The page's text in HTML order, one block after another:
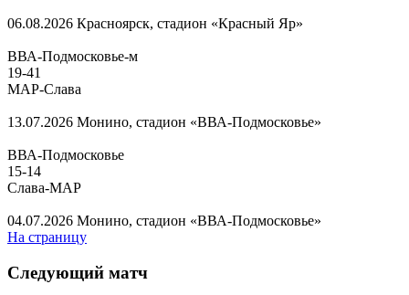
06.08.2026 Красноярск, стадион «Красный Яр»
ВВА-Подмосковье-м
19-41
МАР-Слава
13.07.2026 Монино, стадион «ВВА-Подмосковье»
ВВА-Подмосковье
15-14
Слава-МАР
04.07.2026 Монино, стадион «ВВА-Подмосковье»
На страницу
Следующий матч